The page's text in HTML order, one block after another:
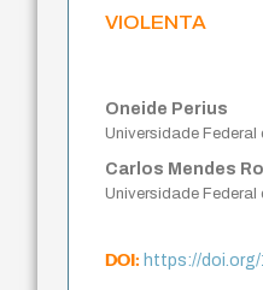
violenta
Oneide Perius
Universidade Federal
Carlos Mendes
Universidade Federal
DOI:https://doi.org/